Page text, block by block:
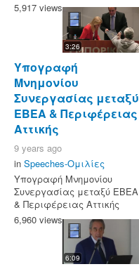
5,917 views
3:26
Υπογραφή
Μνημονίου
Συνεργασίας μεταξύ
ΕΒΕΑ & Περιφέρειας
Αττικής
9 years ago
in Speeches-Ομιλίες
Υπογραφή Μνημονίου
Συνεργασίας μεταξύ ΕΒΕΑ
& Περιφέρειας Αττικής
6,960 views
6:09